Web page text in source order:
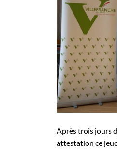
Après trois jours
attestation ce